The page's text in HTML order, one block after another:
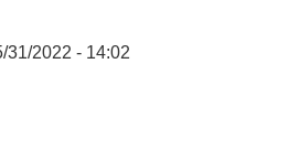
31/2022 - 14:02